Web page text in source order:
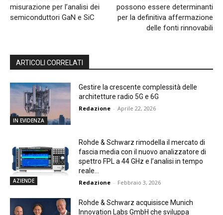
misurazione per l’analisi dei
semiconduttori GaN e SiC
possono essere determinanti
per la definitiva affermazione
delle fonti rinnovabili
ARTICOLI CORRELATI
IN EVIDENZA
Gestire la crescente complessità delle
architetture radio 5G e 6G
Redazione - Aprile 22, 2026
AZIENDE
Rohde & Schwarz rimodella il mercato di
fascia media con il nuovo analizzatore di
spettro FPL a 44 GHz e l’analisi in tempo
reale...
Redazione - Febbraio 3, 2026
Rohde & Schwarz acquisisce Munich
Innovation Labs GmbH che sviluppa